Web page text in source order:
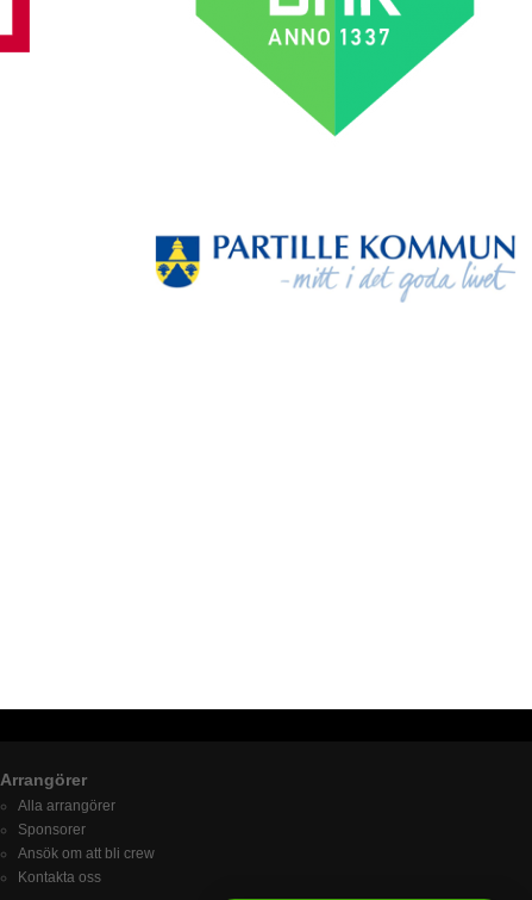
Arrangörer
Alla arrangörer
Sponsorer
Ansök om att bli crew
Kontakta oss